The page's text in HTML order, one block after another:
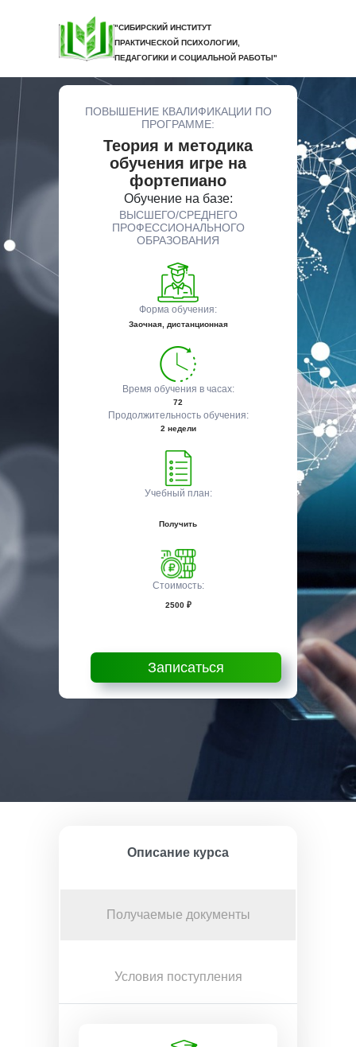
"СИБИРСКИЙ ИНСТИТУТ
ПРАКТИЧЕСКОЙ ПСИХОЛОГИИ,
ПЕДАГОГИКИ И СОЦИАЛЬНОЙ РАБОТЫ"
ПОВЫШЕНИЕ КВАЛИФИКАЦИИ ПО
ПРОГРАММЕ:
Теория и методика
обучения игре на
фортепиано
Обучение на базе:
ВЫСШЕГО/СРЕДНЕГО
ПРОФЕССИОНАЛЬНОГО
ОБРАЗОВАНИЯ
Форма обучения:
Заочная, дистанционная
Время обучения в часах:
72
Продолжительность обучения:
2 недели
Учебный план:
Получить
Стоимость:
2500 ₽
Записаться
Описание курса
Получаемые документы
Условия поступления